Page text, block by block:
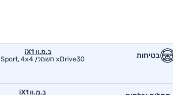
בטיחות
ב.מ.וו iX1
xDrive30 חשמלי, M-Sport, 4x4
ב.מ.וו iX1